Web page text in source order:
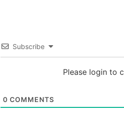
Subscribe
Please login to
0 COMMENTS